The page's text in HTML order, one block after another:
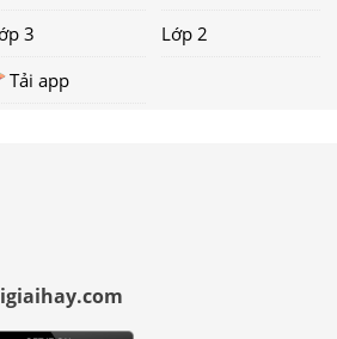
3
Lớp 2
Tải app